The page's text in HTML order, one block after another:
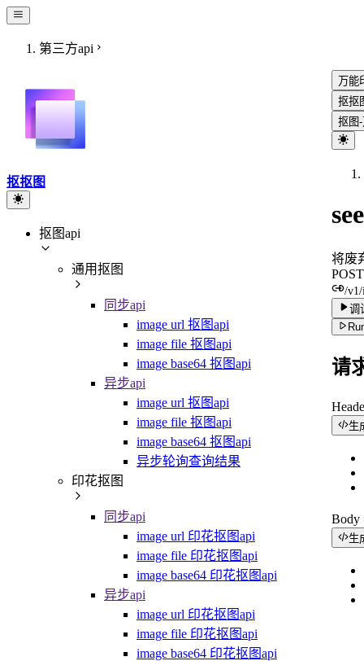
第三方api
抠抠图
抠图api
通用抠图
同步api
image url 抠图api
image file 抠图api
image base64 抠图api
异步api
image url 抠图api
image file 抠图api
image base64 抠图api
异步轮询查询结果
印花抠图
同步api
image url 印花抠图api
image file 印花抠图api
image base64 印花抠图api
异步api
image url 印花抠图api
image file 印花抠图api
image base64 印花抠图api
万能
抠抠
抠图
将废
POST
/v1/
调
请
生
Body
生